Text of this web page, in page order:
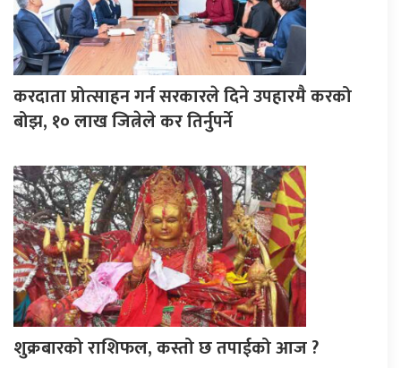
करदाता प्रोत्साहन गर्न सरकारले दिने उपहारमै करको
बोझ, १० लाख जित्नेले कर तिर्नुपर्ने
शुक्रबारको राशिफल, कस्तो छ तपाईको आज ?